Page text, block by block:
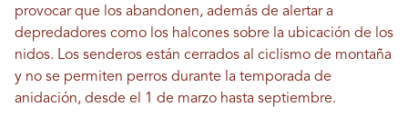
provocar que los abandonen, además de alertar a
depredadores como los halcones sobre la ubicación de los
nidos. Los senderos están cerrados al ciclismo de montaña
y no se permiten perros durante la temporada de
anidación, desde el 1 de marzo hasta septiembre.